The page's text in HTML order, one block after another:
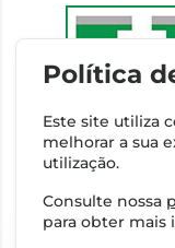
Autorizado a
Médica através da
Política
Este site utiliza
melhorar a sua
utilização.
Consulte nossa
para obter mais